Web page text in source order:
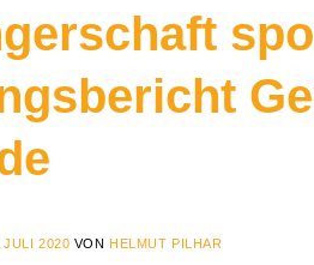
JULI 2020 VON HELMUT PILHAR